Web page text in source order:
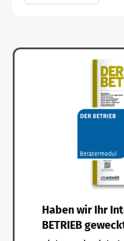
Haben wir Ihr
BETRIEB